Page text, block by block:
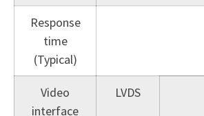
Response
time
(Typical)
Video
interface
LVDS